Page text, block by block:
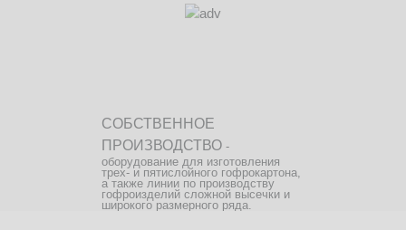
СОБСТВЕННОЕ
ПРОИЗВОДСТВО -
оборудование для изготовления
трех- и пятислойного гофрокартона,
а также линии по производству
гофроизделий сложной высечки и
широкого размерного ряда.